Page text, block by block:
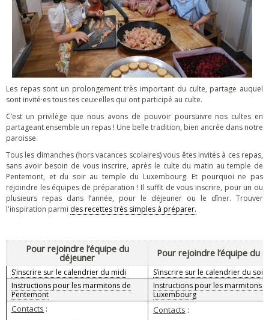
Les repas sont un prolongement très important du culte, partage auquel
sont invité·es tous·tes ceux·elles qui ont participé au culte.
C’est un privilège que nous avons de pouvoir poursuivre nos cultes en
partageant ensemble un repas ! Une belle tradition, bien ancrée dans notre
paroisse.
Tous les dimanches (hors vacances scolaires) vous êtes invités à ces repas,
sans avoir besoin de vous inscrire, après le culte du matin au temple de
Pentemont, et du soir au temple du Luxembourg. Et pourquoi ne pas
rejoindre les équipes de préparation ! Il suffit de vous inscrire, pour un ou
plusieurs repas dans l’année, pour le déjeuner ou le dîner. Trouver
l'inspiration parmi des recettes très simples à préparer.
Pour rejoindre l’équipe du
déjeuner Pour rejoindre l’équipe du
S’inscrire sur le calendrier du midi
S’inscrire sur le calendrier du soir
Instructions pour les marmitons de
Pentemont
Instructions pour les marmitons
Luxembourg
Contacts :
Contacts :